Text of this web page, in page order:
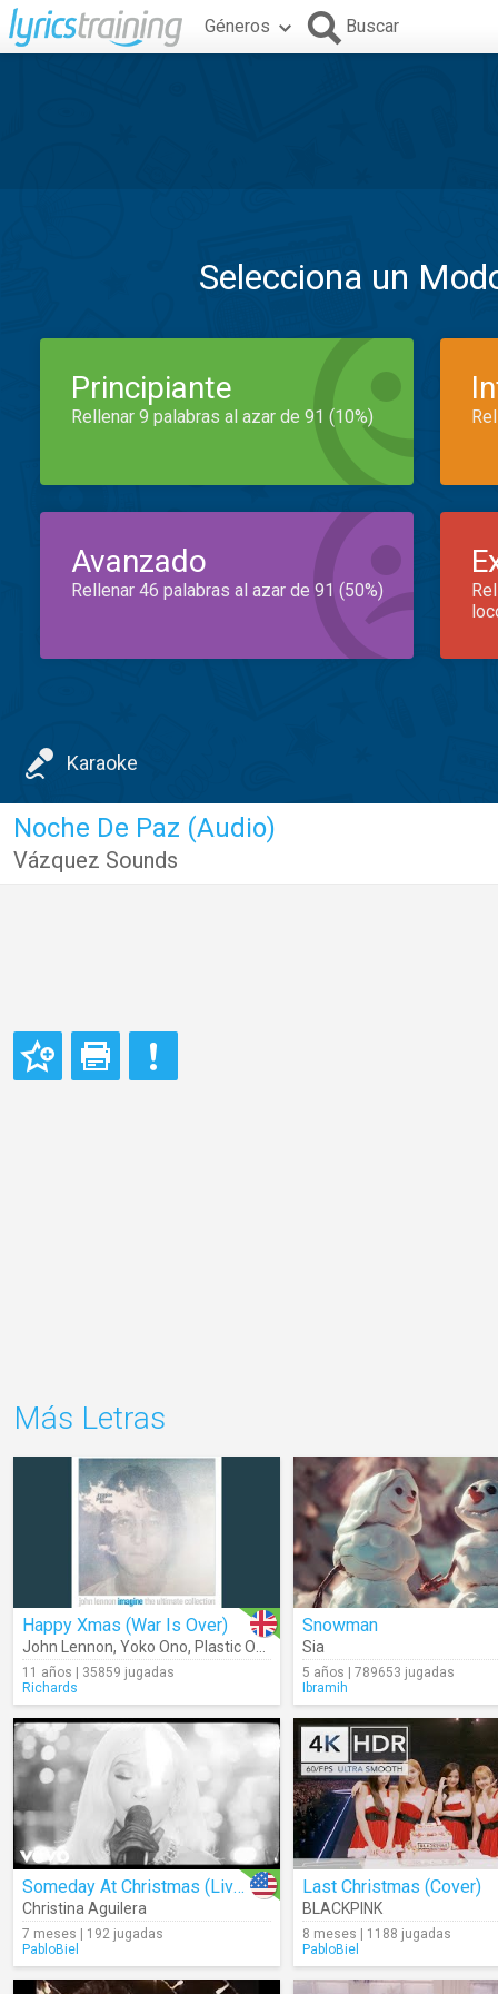
Géneros Buscar
Selecciona un
Principiante
Rellenar 9 palabras al azar de 91 (10%)
Avanzado
Rellenar 46 palabras al azar de 91 (50%)
Karaoke
Noche De Paz (Audio)
Vázquez Sounds
Más Letras
Happy Xmas (War Is Over)
John Lennon, Yoko Ono, Plastic Ono Band
11 años | 35859 jugadas
Richards
Snowman
Sia
5 años | 789653 jugadas
Ibramih
Someday At Christmas (Live From The Eiffel Tower)
Christina Aguilera
7 meses | 192 jugadas
PabloBiel
Last Christmas (Cover)
BLACKPINK
8 meses | 1188 jugadas
PabloBiel